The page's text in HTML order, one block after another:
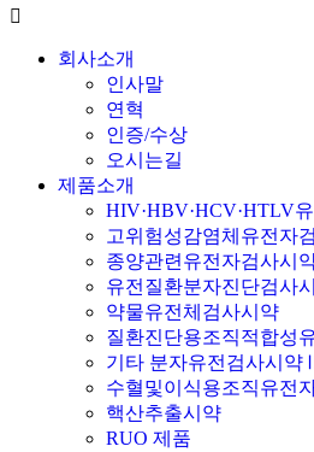
회사소개
인사말
연혁
인증/수상
오시는길
제품소개
HIV·HBV·HCV·HTLV
고위험성감염체유전자
종양관련유전자검사시
유전질환분자진단검사
약물유전체검사시약
질환진단용조직적합성
기타 분자유전검사시약
수혈및이식용조직유전
핵산추출시약
RUO 제품